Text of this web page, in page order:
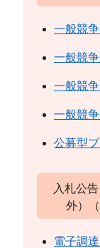
一般競
一般競争
一般競
一般競争
公募型
入札公
外）
電子調